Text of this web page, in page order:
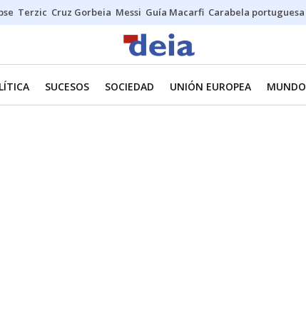
Terzic Cruz Gorbeia Messi Guía Macarfi Carabela portuguesa
SUCESOS SOCIEDAD UNIÓN EUROPEA MUNDO